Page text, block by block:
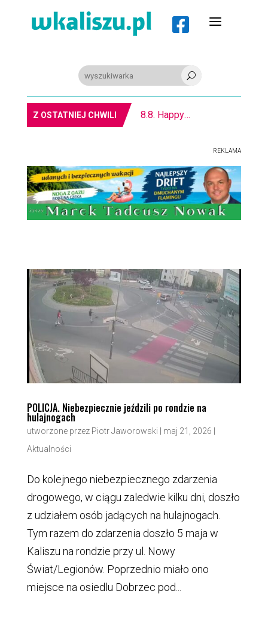
 a
U
Z OSTATNIEJ CHWILI 8.8. Happysad na Festiwalu RockFest w Arenie
REKLAMA
POLICJA. Niebezpiecznie jeździli po rondzie na
hulajnogach
utworzone przez Piotr Jaworowski maj 21, 2026
Aktualności
Do kolejnego niebezpiecznego zdarzenia
drogowego, w ciągu zaledwie kilku dni, doszło
z udziałem osób jadących na hulajnogach.
Tym razem do zdarzenia doszło 5 maja w
Kaliszu na rondzie przy ul. Nowy
Świat/Legionów. Poprzednio miało ono
miejsce na osiedlu Dobrzec pod...